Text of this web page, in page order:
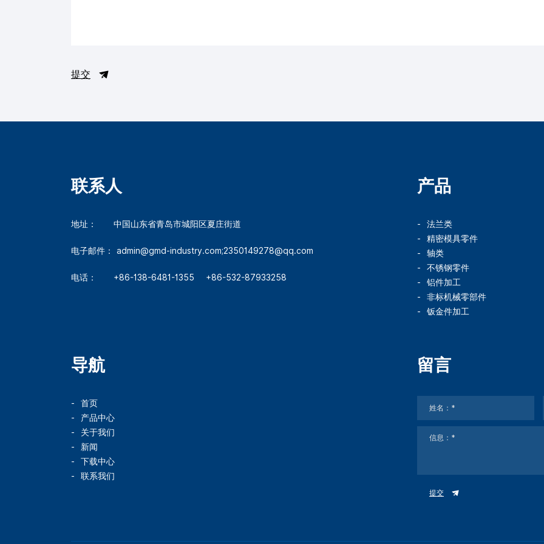
提交
联系人
地址： 中国山东省青岛市城阳区夏庄街道
电子邮件： admin@gmd-industry.com;2350149278@qq.com
电话： +86-138-6481-1355 +86-532-87933258
产品
法兰类
精密模具零件
轴类
不锈钢零件
铝件加工
非标机械零部件
钣金件加工
导航
首页
产品中心
关于我们
新闻
下载中心
联系我们
留言
提交